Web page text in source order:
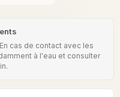
cas de contact avec les
à l'eau et consulter